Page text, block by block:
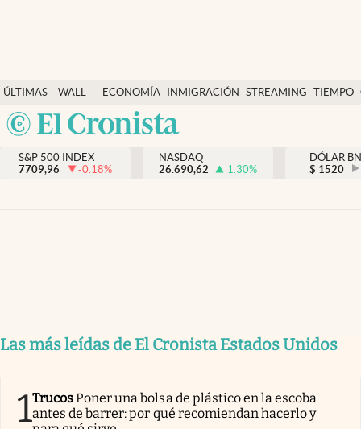
ÚLTIMAS
NOTICIAS
WALL
STREET
Y
DÓLAR
ECONOMÍA INMIGRACIÓN STREAMING TIEMPO
México
Finanzas y economía
Wall Street y dólar
Inmigración
PC y mobile
USA
S&P 500 INDEX
7709,96
-0.18%
NASDAQ
26.690,62
1.30%
DÓLAR
$ 1520
Las más leídas de El Cronista Estados Unidos
1TrucosPoner una bolsa de plástico en la escoba
antes de barrer: por qué recomiendan hacerlo y